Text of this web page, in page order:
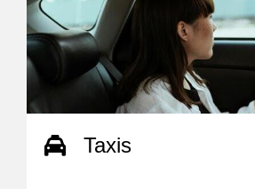
Taxis